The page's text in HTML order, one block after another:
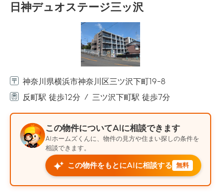
日神デュオステージ三ッ沢
神奈川県横浜市神奈川区三ツ沢下町19-8
反町駅 徒歩12分
三ツ沢下町駅 徒歩7分
この物件についてAIに相談できます
AIホームズくんに、物件の見方や住まい探しの条件を
相談できます。
この物件をもとにAIに相談する 無料